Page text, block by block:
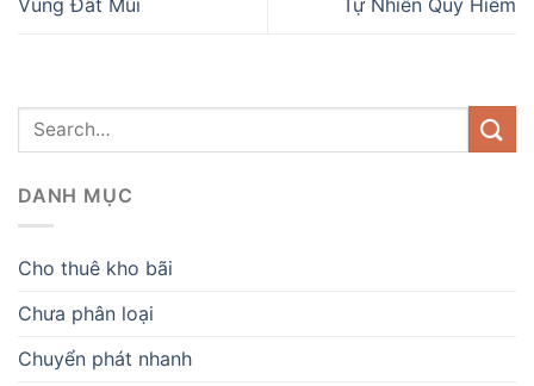
Vùng Đất Mũi
Tự Nhiên Quý Hiếm
DANH MỤC
Cho thuê kho bãi
Chưa phân loại
Chuyển phát nhanh